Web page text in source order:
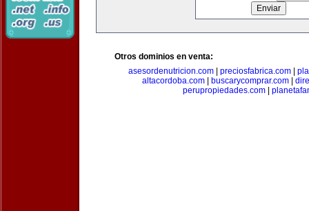
Otros dominios en venta:
asesordenutricion.com
preciosfabrica.com
altacordoba.com
buscarycomprar.com
perupropiedades.com